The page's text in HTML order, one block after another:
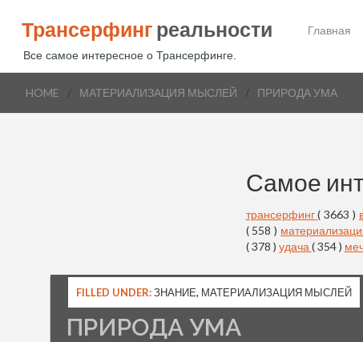
Трансерфинг реальности
Все самое интересное о Трансерфинге.
Главная
HOME / МАТЕРИАЛИЗАЦИЯ МЫСЛЕЙ / ПРИРОДА УМА
Самое
трансерфинг( 3663 )
( 558 )
( 378 ) удача ( 354 )
FILLED UNDER:ЗНАНИЕ, МАТЕРИАЛИЗАЦИЯ МЫСЛЕЙ
ПРИРОДА УМА